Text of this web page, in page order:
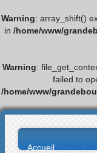
Warning: array_shift()
in /home/www/
Warning:
failed to
/home/www/
Accueil